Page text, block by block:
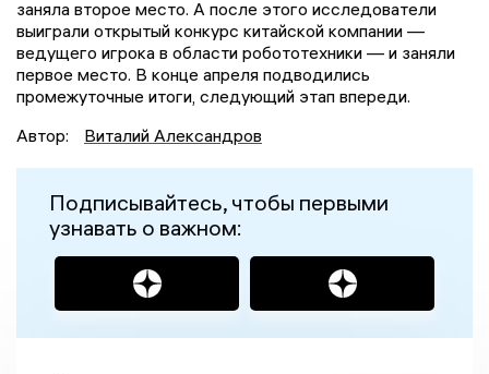
заняла второе место. А после этого исследователи
выиграли открытый конкурс китайской компании —
ведущего игрока в области робототехники — и заняли
первое место. В конце апреля подводились
промежуточные итоги, следующий этап впереди.
Автор:
Виталий Александров
Подписывайтесь, чтобы первыми
узнавать о важном: